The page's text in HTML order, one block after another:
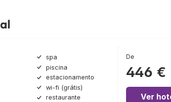
spa
piscina
estacionamento
wi-fi (grátis)
restaurante
De
446 €
Ver